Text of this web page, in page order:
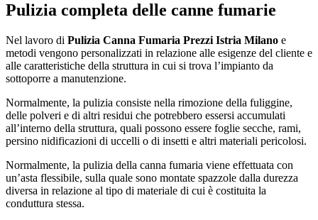
Pulizia completa delle canne fumarie
Nel lavoro di Pulizia Canna Fumaria Prezzi Istria Milano e
metodi vengono personalizzati in relazione alle esigenze del cliente e
alle caratteristiche della struttura in cui si trova l’impianto da
sottoporre a manutenzione.
Normalmente, la pulizia consiste nella rimozione della fuliggine,
delle polveri e di altri residui che potrebbero essersi accumulati
all’interno della struttura, quali possono essere foglie secche, rami,
persino nidificazioni di uccelli o di insetti e altri materiali pericolosi.
Normalmente, la pulizia della canna fumaria viene effettuata con
un’asta flessibile, sulla quale sono montate spazzole dalla durezza
diversa in relazione al tipo di materiale di cui è costituita la
conduttura stessa.